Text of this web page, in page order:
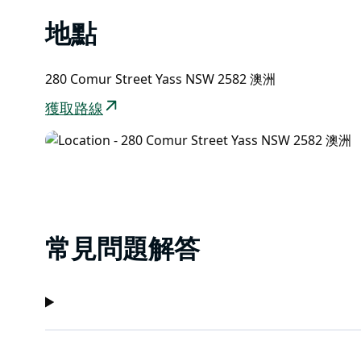
地點
280 Comur Street Yass NSW 2582 澳洲
獲取路線
常見問題解答